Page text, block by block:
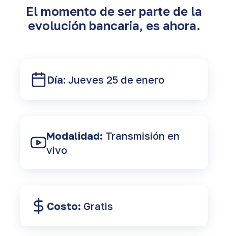
El momento de ser parte de la
evolución bancaria, es ahora.
Día: Jueves 25 de enero
Modalidad: Transmisión en
vivo
Costo: Gratis